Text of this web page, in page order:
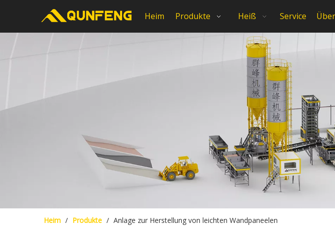
Heim Produkte Heiß Service
Heim / Produkte / Anlage zur Herstellung von leichten Wandpaneelen